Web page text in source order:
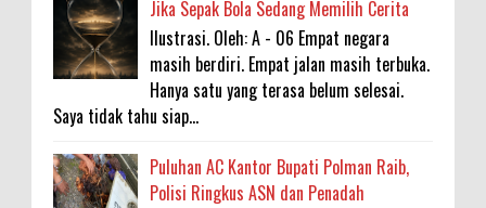
Jika Sepak Bola Sedang Memilih Cerita
Ilustrasi. Oleh: A - 06 Empat negara
masih berdiri. Empat jalan masih terbuka.
Hanya satu yang terasa belum selesai.
Saya tidak tahu siap...
Puluhan AC Kantor Bupati Polman Raib,
Polisi Ringkus ASN dan Penadah